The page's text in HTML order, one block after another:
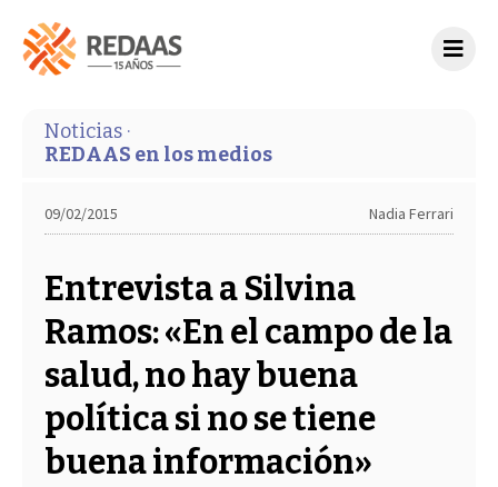
Noticias ·
REDAAS en los medios
09/02/2015 Nadia Ferrari
Entrevista a Silvina
Ramos: «En el campo de la
salud, no hay buena
política si no se tiene
buena información»